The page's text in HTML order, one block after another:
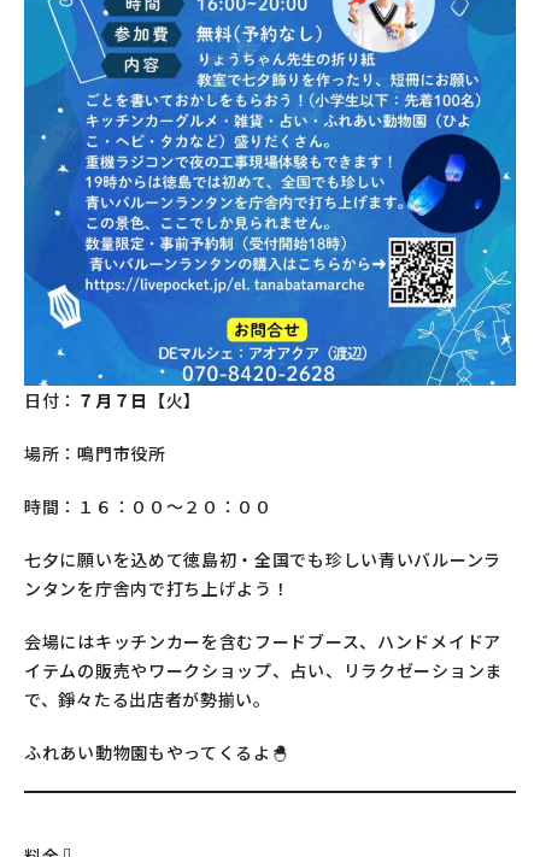
日付： ７月７日【火】
場所：鳴門市役所
時間：１６：００～２０：００
七夕に願いを込めて徳島初・全国でも珍しい青いバルーンラ
ンタンを庁舎内で打ち上げよう！
会場にはキッチンカーを含むフードブース、ハンドメイドア
イテムの販売やワークショップ、占い、リラクゼーションま
で、錚々たる出店者が勢揃い。
ふれあい動物園もやってくるよ🐣